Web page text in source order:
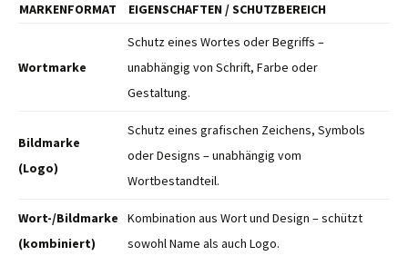
MARKENFORMAT EIGENSCHAFTEN / SCHUTZBEREICH
Wortmarke
Schutz eines Wortes oder Begriffs –
unabhängig von Schrift, Farbe oder
Gestaltung.
Bildmarke
(Logo)
Schutz eines grafischen Zeichens, Symbols
oder Designs – unabhängig vom
Wortbestandteil.
Wort-/Bildmarke
(kombiniert)
Kombination aus Wort und Design – schützt
sowohl Name als auch Logo.